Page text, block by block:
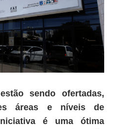
sendo ofertadas,
áreas e níveis de
é uma ótima